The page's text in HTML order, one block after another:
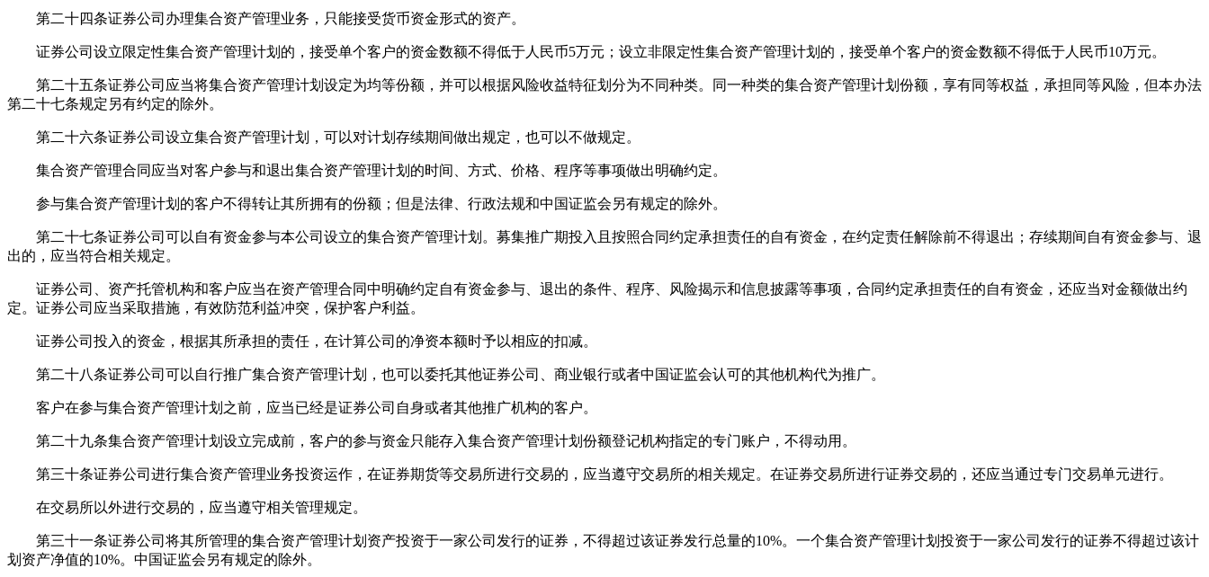
第二十四条证券公司办理集合资产管理业务，只能接受货币资金形式的资产。
证券公司设立限定性集合资产管理计划的，接受单个客户的资金数额不得低于人民币5万元；设立非限定性集合资产管理计划的，接受单个客户的资金数额不得低于人民币10万元。
第二十五条证券公司应当将集合资产管理计划设定为均等份额，并可以根据风险收益特征划分为不同种类。同一种类的集合资产管理计划份额，享有同等权益，承担同等风险，但本办法
第二十七条规定另有约定的除外。
第二十六条证券公司设立集合资产管理计划，可以对计划存续期间做出规定，也可以不做规定。
集合资产管理合同应当对客户参与和退出集合资产管理计划的时间、方式、价格、程序等事项做出明确约定。
参与集合资产管理计划的客户不得转让其所拥有的份额；但是法律、行政法规和中国证监会另有规定的除外。
第二十七条证券公司可以自有资金参与本公司设立的集合资产管理计划。募集推广期投入且按照合同约定承担责任的自有资金，在约定责任解除前不得退出；存续期间自有资金参与、退
出的，应当符合相关规定。
证券公司、资产托管机构和客户应当在资产管理合同中明确约定自有资金参与、退出的条件、程序、风险揭示和信息披露等事项，合同约定承担责任的自有资金，还应当对金额做出约
定。证券公司应当采取措施，有效防范利益冲突，保护客户利益。
证券公司投入的资金，根据其所承担的责任，在计算公司的净资本额时予以相应的扣减。
第二十八条证券公司可以自行推广集合资产管理计划，也可以委托其他证券公司、商业银行或者中国证监会认可的其他机构代为推广。
客户在参与集合资产管理计划之前，应当已经是证券公司自身或者其他推广机构的客户。
第二十九条集合资产管理计划设立完成前，客户的参与资金只能存入集合资产管理计划份额登记机构指定的专门账户，不得动用。
第三十条证券公司进行集合资产管理业务投资运作，在证券期货等交易所进行交易的，应当遵守交易所的相关规定。在证券交易所进行证券交易的，还应当通过专门交易单元进行。
在交易所以外进行交易的，应当遵守相关管理规定。
第三十一条证券公司将其所管理的集合资产管理计划资产投资于一家公司发行的证券，不得超过该证券发行总量的10%。一个集合资产管理计划投资于一家公司发行的证券不得超过该计
划资产净值的10%。中国证监会另有规定的除外。